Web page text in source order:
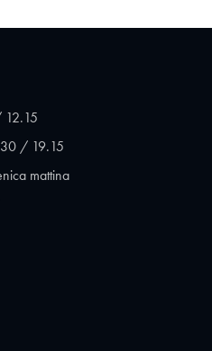
/ 19.15
mattina